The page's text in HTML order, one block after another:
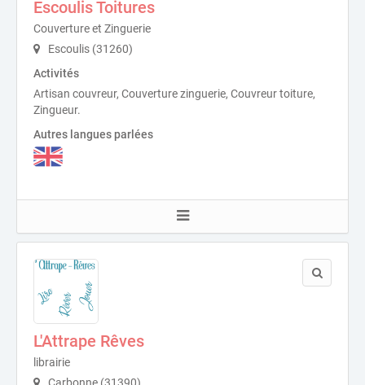
Escoulis Toitures
Couverture et Zinguerie
Escoulis (31260)
Activités
Artisan couvreur, Couverture zinguerie, Couvreur toiture,
Zingueur.
Autres langues parlées
L'Attrape Rêves
librairie
Carbonne (31390)